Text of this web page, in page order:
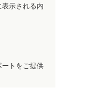
示される内
トをご提供